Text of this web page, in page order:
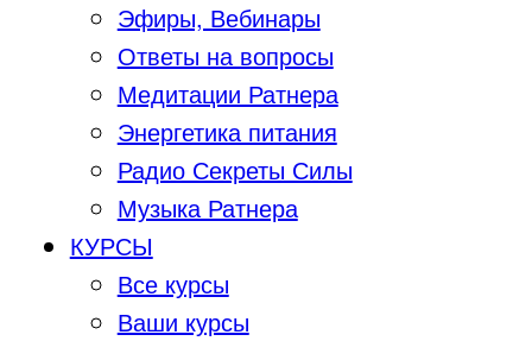
Эфиры, Вебинары
Ответы на вопросы
Медитации Ратнера
Энергетика питания
Радио Секреты Силы
Музыка Ратнера
КУРСЫ
Все курсы
Ваши курсы